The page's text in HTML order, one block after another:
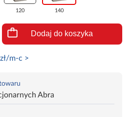
120 140
Dodaj do koszyka
zł/m-c >
Abra